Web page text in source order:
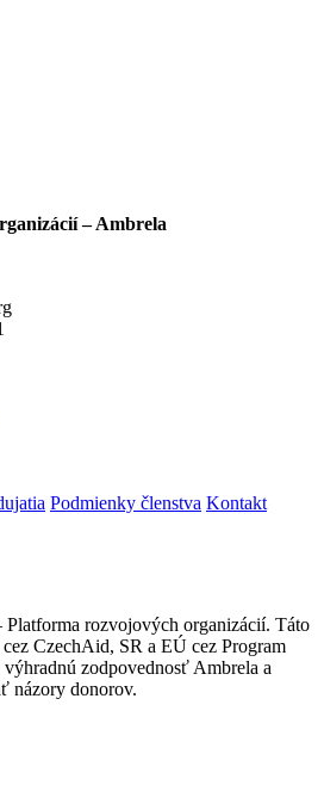
– Ambrela
Podmienky členstva Kontakt
rozvojových organizácií. Táto
CzechAid, SR a EÚ cez Program
výhradnú zodpovednosť Ambrela a
názory donorov.